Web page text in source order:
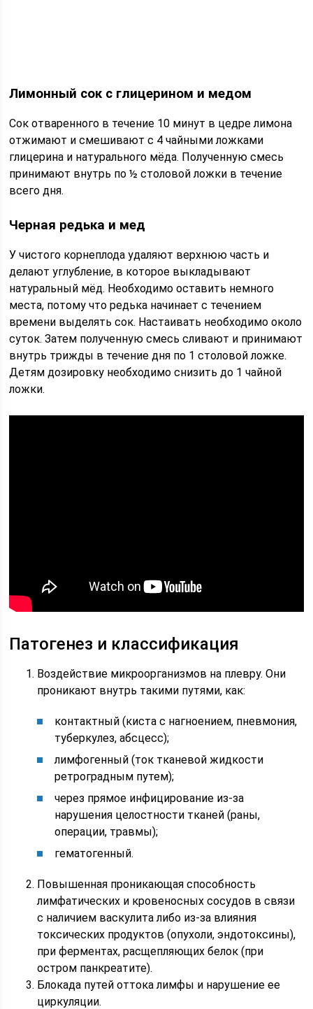
Лимонный сок с глицерином и медом
Сок отваренного в течение 10 минут в цедре лимона
отжимают и смешивают с 4 чайными ложками
глицерина и натурального мёда. Полученную смесь
принимают внутрь по ½ столовой ложки в течение
всего дня.
Черная редька и мед
У чистого корнеплода удаляют верхнюю часть и
делают углубление, в которое выкладывают
натуральный мёд. Необходимо оставить немного
места, потому что редька начинает с течением
времени выделять сок. Настаивать необходимо около
суток. Затем полученную смесь сливают и принимают
внутрь трижды в течение дня по 1 столовой ложке.
Детям дозировку необходимо снизить до 1 чайной
ложки.
Патогенез и классификация
Воздействие микроорганизмов на плевру. Они
проникают внутрь такими путями, как:
контактный (киста с нагноением, пневмония,
туберкулез, абсцесс);
лимфогенный (ток тканевой жидкости
ретроградным путем);
через прямое инфицирование из-за
нарушения целостности тканей (раны,
операции, травмы);
гематогенный.
Повышенная проникающая способность
лимфатических и кровеносных сосудов в связи
с наличием васкулита либо из-за влияния
токсических продуктов (опухоли, эндотоксины),
при ферментах, расщепляющих белок (при
остром панкреатите).
Блокада путей оттока лимфы и нарушение ее
циркуляции.